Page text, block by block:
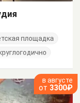
площадка
в августе
от 3300₽